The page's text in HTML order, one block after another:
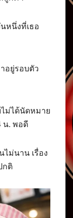
หนึ่งที่เธอ
อยู่รอบตัว
ม่ได้นัดหมาย
น. พอดี
ม่นาน เรื่อง
กติ